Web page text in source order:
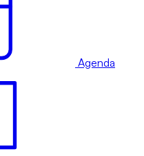
Agenda